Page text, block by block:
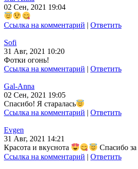
02 Сен, 2021 19:04
Ссылка на комментарий | Ответить
Sofi
31 Авг, 2021 10:20
Фотки огонь!
Ссылка на комментарий | Ответить
Gal-Anna
02 Сен, 2021 19:05
Спасибо! Я старалась
Ссылка на комментарий | Ответить
Evgen
31 Авг, 2021 14:21
Красота и вкуснота
Спасибо
Ссылка на комментарий | Ответить